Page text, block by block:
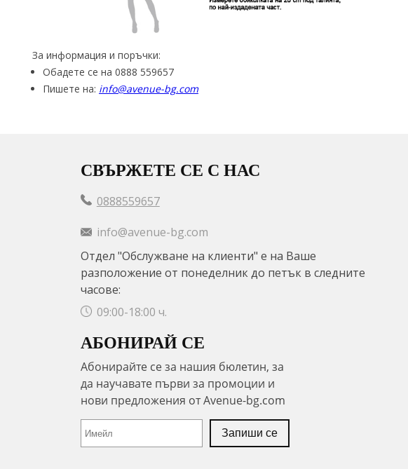
За информация и поръчки:
Обадете се на 0888 559657
Пишете на: info@avenue-bg.com
СВЪРЖЕТЕ СЕ С НАС
0888559657
info@avenue-bg.com
Отдел "Обслужване на клиенти" е на Ваше
разположение от понеделник до петък в следните
часове:
09:00-18:00 ч.
АБОНИРАЙ СЕ